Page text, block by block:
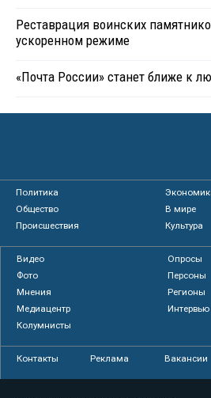
Реставрация воинских
ускоренном режиме
«Почта России» станет ближе к
Политика
Общество
В мире
Происшествия
Культура
Видео
Опросы
Фото
Персоны
Мнения
Регионы
Медиацентр
Интервью
Колумнисты
Контакты Реклама Вакансии